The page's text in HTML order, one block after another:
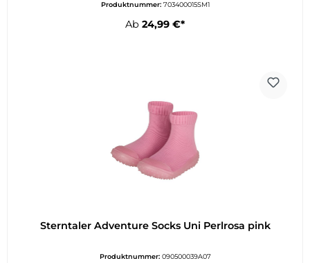
Produktnummer: 703400015SM1
Ab 24,99 €*
Sterntaler Adventure Socks Uni Perlrosa pink
Produktnummer: 090500039A07